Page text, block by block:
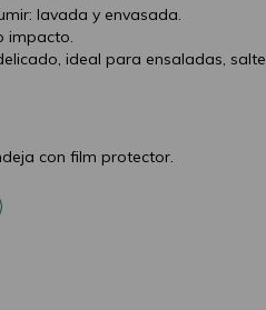
lavada y envasada.
impacto.
ideal para ensaladas,
con film protector.